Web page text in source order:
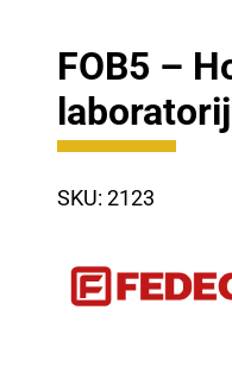
FOB5 –
SKU: 2123